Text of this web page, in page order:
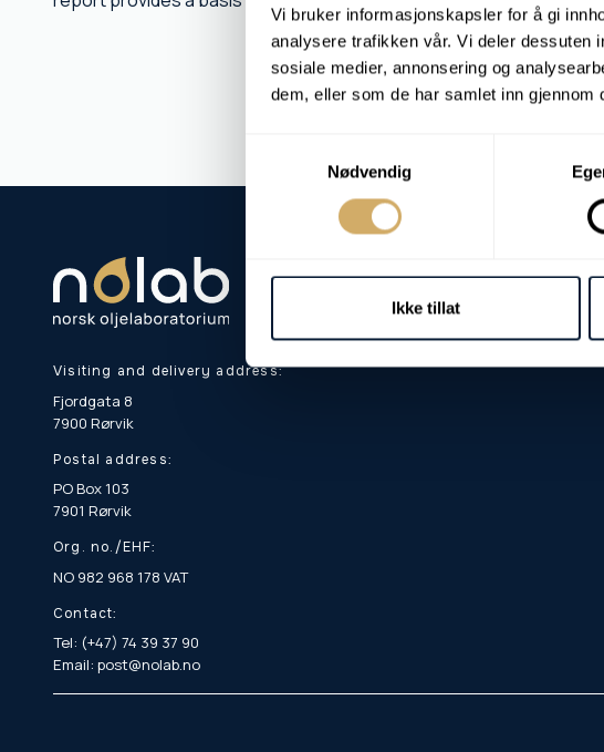
Vi bruker informasjonskapsler for å gi
analysere trafikken vår. Vi deler dessuten
sosiale medier, annonsering og
dem, eller som de har samlet inn gjennom
Nødvendig
Ikke tillat
Visiting and delivery address:
Fjordgata 8
7900 Rørvik
Postal address:
PO Box 103
7901 Rørvik
Org. no./EHF:
NO 982 968 178 VAT
Contact:
Tel: (+47) 74 39 37 90
Email: post@nolab.no